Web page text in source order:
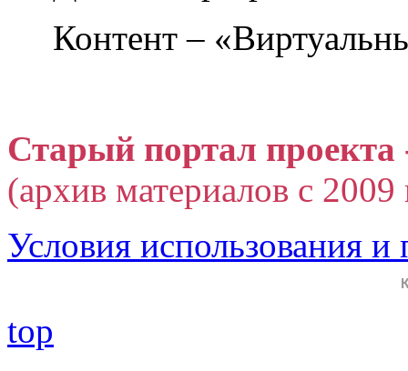
Контент –
Старый портал
(архив материалов с
Условия использования
top